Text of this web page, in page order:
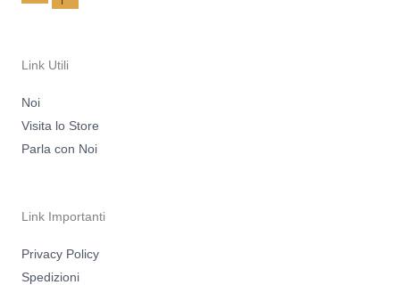
Link Utili
Noi
Visita lo Store
Parla con Noi
Link Importanti
Privacy Policy
Spedizioni